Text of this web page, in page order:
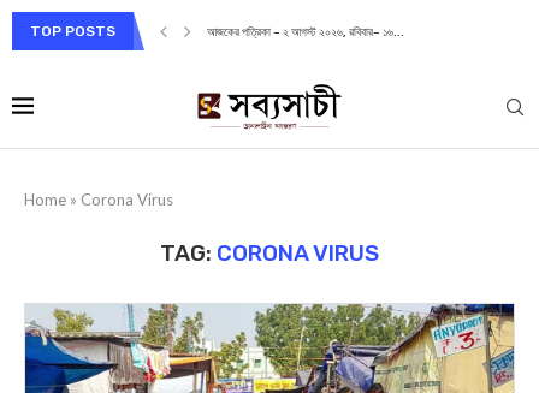
TOP POSTS আজকের পত্রিকা – ২ আগস্ট ২০২৬, রবিবার– ১৬...
Home » Corona Virus
TAG: CORONA VIRUS